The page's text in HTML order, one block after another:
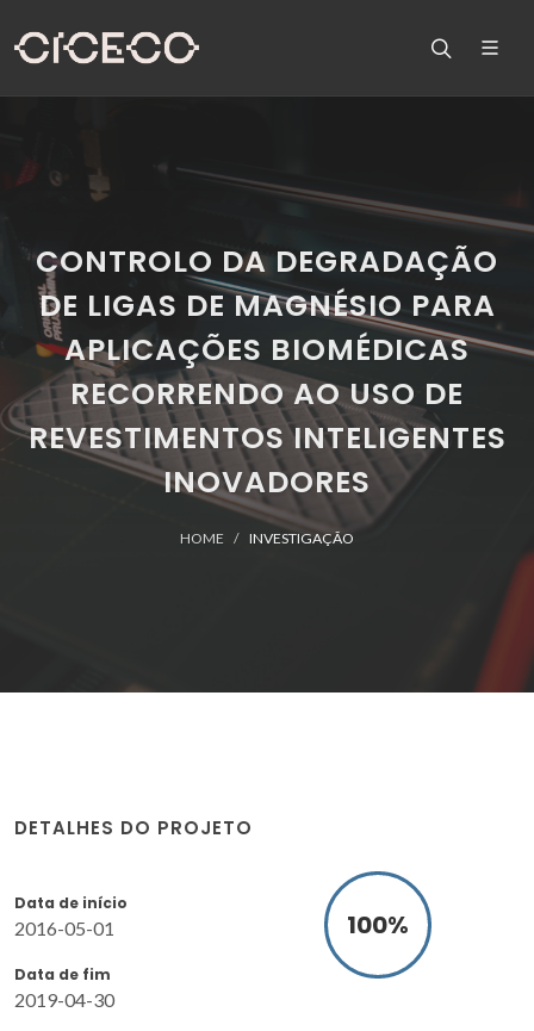
CONTROLO DA DEGRADAÇÃO
DE LIGAS DE MAGNÉSIO PARA
APLICAÇÕES BIOMÉDICAS
RECORRENDO AO USO DE
REVESTIMENTOS INTELIGENTES
INOVADORES
HOME INVESTIGAÇÃO
DETALHES DO PROJETO
Data de início
2016-05-01
Data de fim
2019-04-30
100%